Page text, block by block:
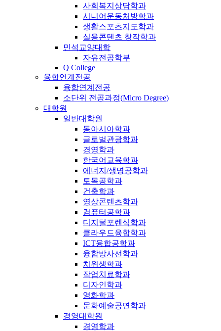
사회복지상담학과
시니어운동처방학과
생활스포츠지도학과
실용콘텐츠 창작학과
민석교양대학
자유전공학부
Q College
융합연계전공
융합연계전공
소단위 전공과정(Micro Degree)
대학원
일반대학원
동아시아학과
글로벌관광학과
경영학과
한국어교육학과
에너지/생명공학과
토목공학과
건축학과
영상콘텐츠학과
컴퓨터공학과
디지털포렌식학과
클라우드융합학과
ICT융합공학과
융합방사선학과
치위생학과
작업치료학과
디자인학과
영화학과
문화예술공연학과
경영대학원
경영학과